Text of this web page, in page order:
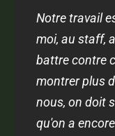
Notre travail
moi, au staff,
battre contre
montrer plus
nous, on doit
qu'on a